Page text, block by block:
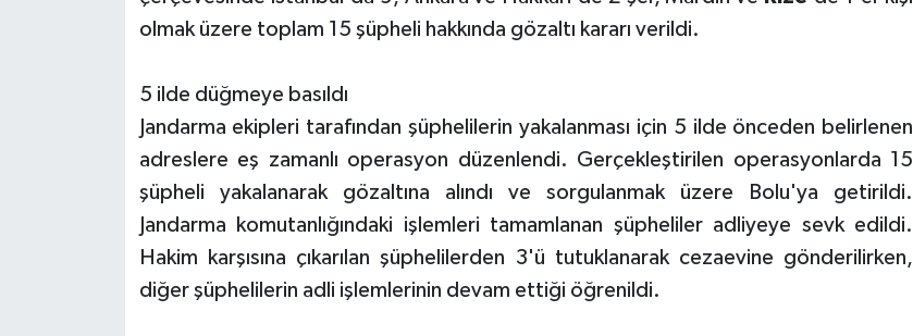
olmak üzere toplam 15 şüpheli hakkında gözaltı kararı verildi.
5 ilde düğmeye basıldı
Jandarma ekipleri tarafından şüphelilerin yakalanması için 5 ilde önceden belirlenen
adreslere eş zamanlı operasyon düzenlendi. Gerçekleştirilen operasyonlarda 15
şüpheli yakalanarak gözaltına alındı ve sorgulanmak üzere Bolu'ya getirildi.
Jandarma komutanlığındaki işlemleri tamamlanan şüpheliler adliyeye sevk edildi.
Hakim karşısına çıkarılan şüphelilerden 3'ü tutuklanarak cezaevine gönderilirken,
diğer şüphelilerin adli işlemlerinin devam ettiği öğrenildi.
ÜLKE GÜNDEMİ